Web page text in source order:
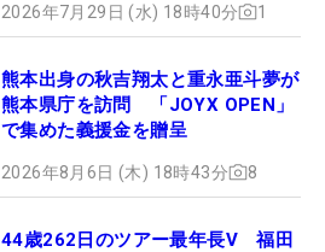
2026年7月29日 (水) 18時40分 1
熊本出身の秋吉翔太と重永亜斗夢が
熊本県庁を訪問 「JOYX OPEN」
で集めた義援金を贈呈
2026年8月6日 (木) 18時43分 8
44歳262日のツアー最年長V 福田